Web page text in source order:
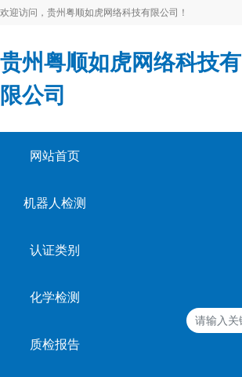
欢迎访问，贵州粤顺如虎网络科技有限公司！
贵州粤顺如虎网络科技有
限公司
网站首页
机器人检测
认证类别
化学检测
质检报告